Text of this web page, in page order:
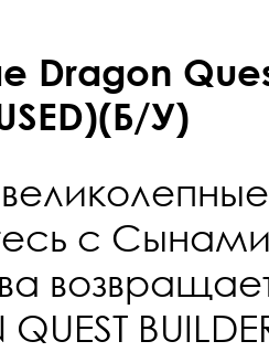
Dragon
У)
с